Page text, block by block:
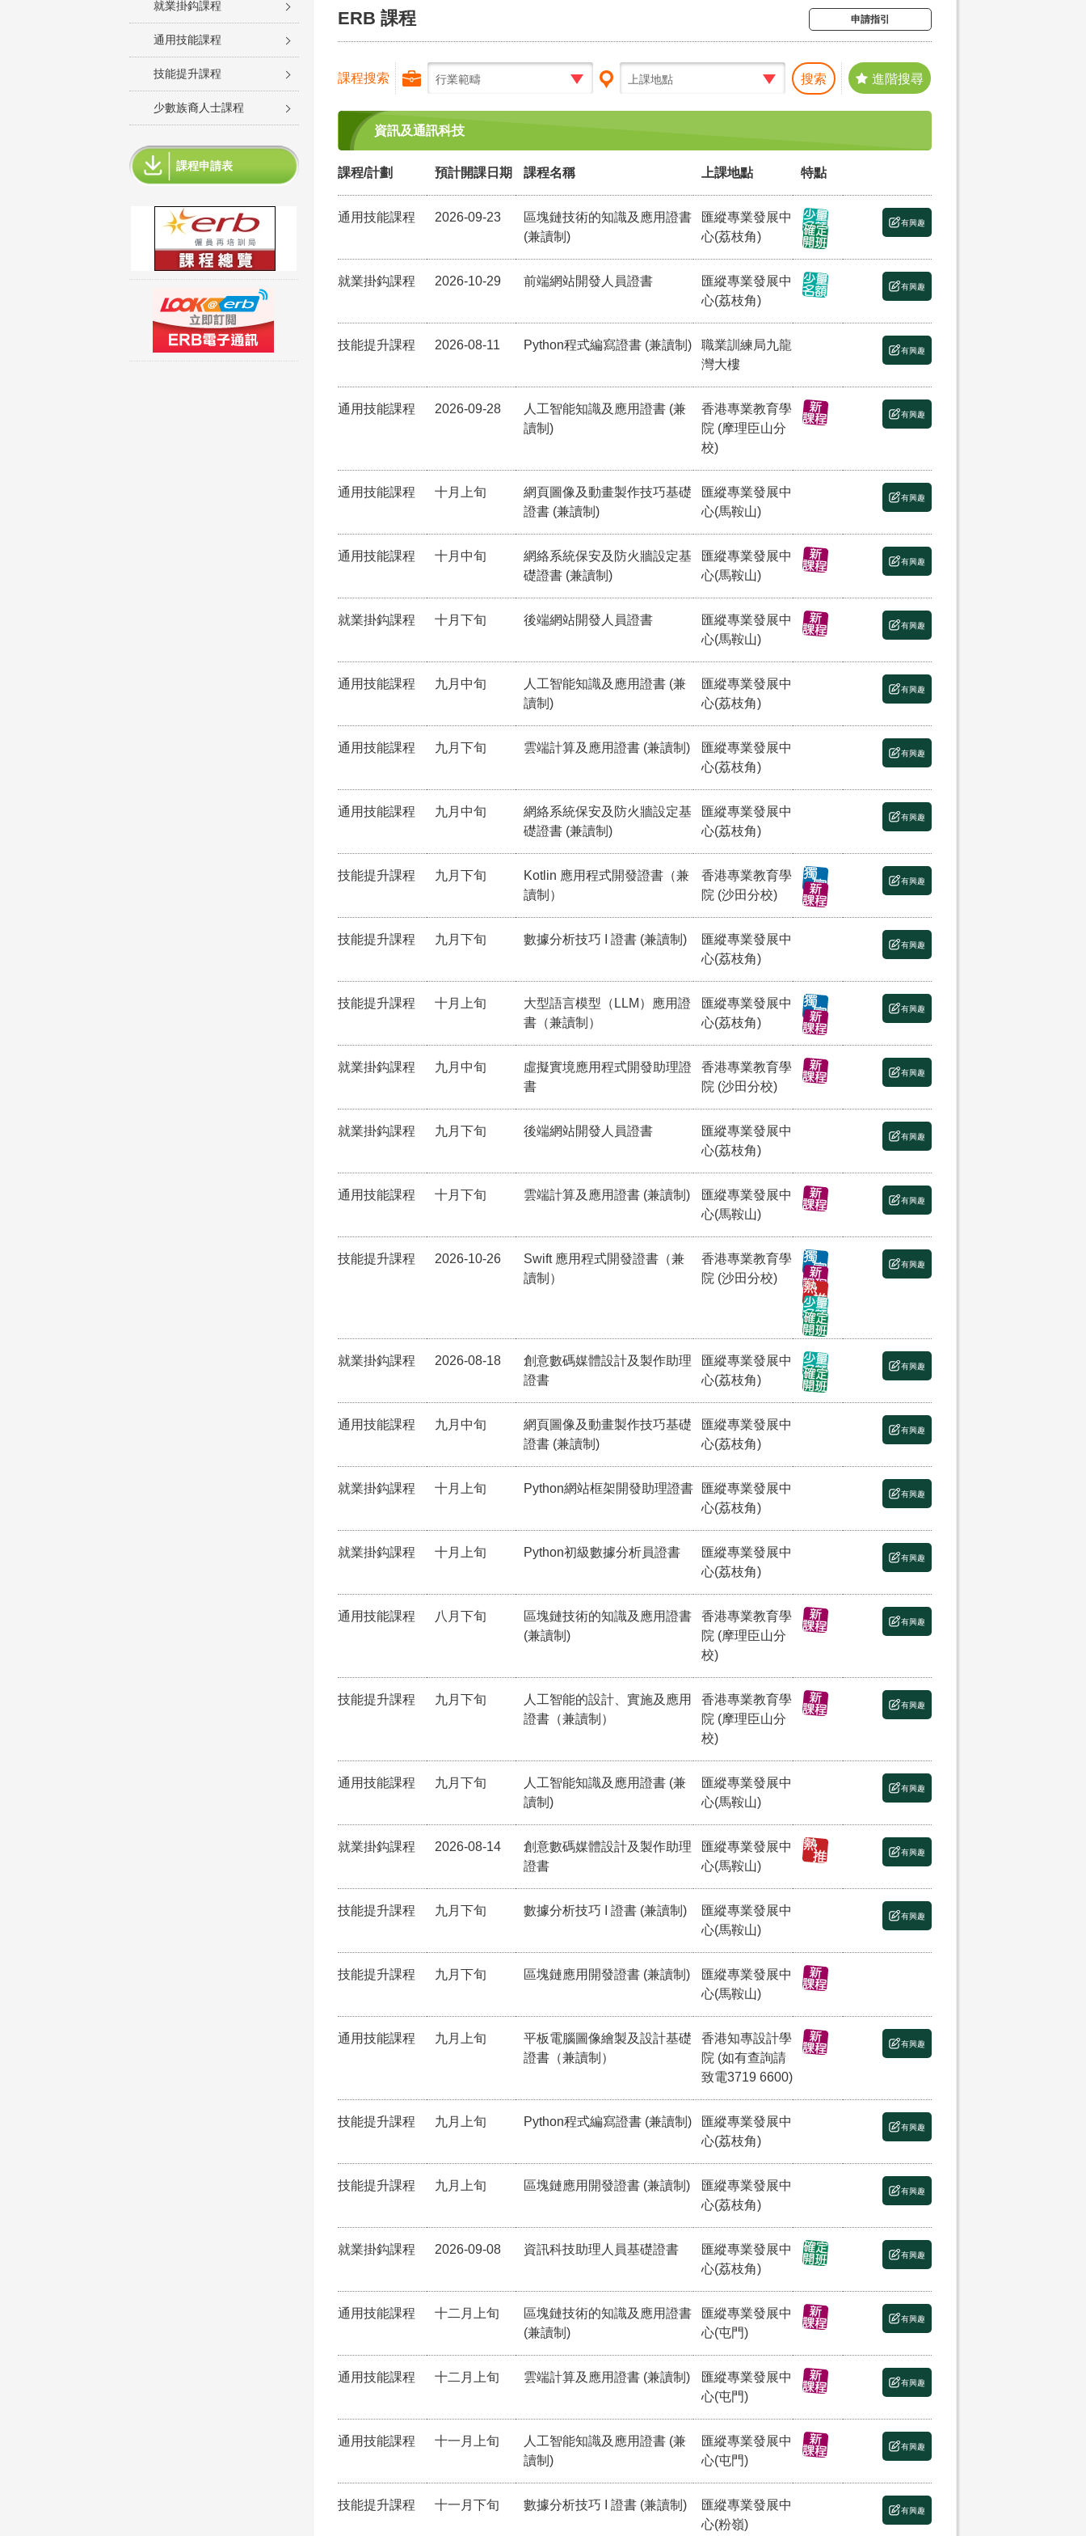
就業掛鈎課程
通用技能課程
技能提升課程
少數族裔人士課程
課程申請表
ERB 課程 申請指引
課程搜索 行業範疇 上課地點 搜索 進階搜尋
資訊及通訊科技
課程/計劃 預計開課日期 課程名稱 上課地點 特點
通用技能課程 2026-09-23
區塊鏈技術的知識及應用證書
(兼讀制)
匯縱專業發展中
心(荔枝角)
有興趣
就業掛鈎課程 2026-10-29 前端網站開發人員證書
匯縱專業發展中
心(荔枝角)
有興趣
技能提升課程 2026-08-11 Python程式編寫證書 (兼讀制)
職業訓練局九龍
灣大樓
有興趣
通用技能課程 2026-09-28
人工智能知識及應用證書 (兼
讀制)
香港專業教育學
院 (摩理臣山分
校)
有興趣
通用技能課程 十月上旬
網頁圖像及動畫製作技巧基礎
證書 (兼讀制)
匯縱專業發展中
心(馬鞍山)
有興趣
通用技能課程 十月中旬
網絡系統保安及防火牆設定基
礎證書 (兼讀制)
匯縱專業發展中
心(馬鞍山)
有興趣
就業掛鈎課程 十月下旬 後端網站開發人員證書
匯縱專業發展中
心(馬鞍山)
有興趣
通用技能課程 九月中旬
人工智能知識及應用證書 (兼
讀制)
匯縱專業發展中
心(荔枝角)
有興趣
通用技能課程 九月下旬 雲端計算及應用證書 (兼讀制)
匯縱專業發展中
心(荔枝角)
有興趣
通用技能課程 九月中旬
網絡系統保安及防火牆設定基
礎證書 (兼讀制)
匯縱專業發展中
心(荔枝角)
有興趣
技能提升課程 九月下旬
Kotlin 應用程式開發證書（兼
讀制）
香港專業教育學
院 (沙田分校)
有興趣
技能提升課程 九月下旬 數據分析技巧 I 證書 (兼讀制)
匯縱專業發展中
心(荔枝角)
有興趣
技能提升課程 十月上旬
大型語言模型（LLM）應用證
書（兼讀制）
匯縱專業發展中
心(荔枝角)
有興趣
就業掛鈎課程 九月中旬
虛擬實境應用程式開發助理證
書
香港專業教育學
院 (沙田分校)
有興趣
就業掛鈎課程 九月下旬 後端網站開發人員證書
匯縱專業發展中
心(荔枝角)
有興趣
通用技能課程 十月下旬 雲端計算及應用證書 (兼讀制)
匯縱專業發展中
心(馬鞍山)
有興趣
技能提升課程 2026-10-26
Swift 應用程式開發證書（兼
讀制）
香港專業教育學
院 (沙田分校)
有興趣
就業掛鈎課程 2026-08-18
創意數碼媒體設計及製作助理
證書
匯縱專業發展中
心(荔枝角)
有興趣
通用技能課程 九月中旬
網頁圖像及動畫製作技巧基礎
證書 (兼讀制)
匯縱專業發展中
心(荔枝角)
有興趣
就業掛鈎課程 十月上旬 Python網站框架開發助理證書
匯縱專業發展中
心(荔枝角)
有興趣
就業掛鈎課程 十月上旬 Python初級數據分析員證書
匯縱專業發展中
心(荔枝角)
有興趣
通用技能課程 八月下旬
區塊鏈技術的知識及應用證書
(兼讀制)
香港專業教育學
院 (摩理臣山分
校)
有興趣
技能提升課程 九月下旬
人工智能的設計、實施及應用
證書（兼讀制）
香港專業教育學
院 (摩理臣山分
校)
有興趣
通用技能課程 九月下旬
人工智能知識及應用證書 (兼
讀制)
匯縱專業發展中
心(馬鞍山)
有興趣
就業掛鈎課程 2026-08-14
創意數碼媒體設計及製作助理
證書
匯縱專業發展中
心(馬鞍山)
有興趣
技能提升課程 九月下旬 數據分析技巧 I 證書 (兼讀制)
匯縱專業發展中
心(馬鞍山)
有興趣
技能提升課程 九月下旬 區塊鏈應用開發證書 (兼讀制)
匯縱專業發展中
心(馬鞍山)
通用技能課程 九月上旬
平板電腦圖像繪製及設計基礎
證書（兼讀制）
香港知專設計學
院 (如有查詢請
致電3719 6600)
有興趣
技能提升課程 九月上旬 Python程式編寫證書 (兼讀制)
匯縱專業發展中
心(荔枝角)
有興趣
技能提升課程 九月上旬 區塊鏈應用開發證書 (兼讀制)
匯縱專業發展中
心(荔枝角)
有興趣
就業掛鈎課程 2026-09-08 資訊科技助理人員基礎證書
匯縱專業發展中
心(荔枝角)
有興趣
通用技能課程 十二月上旬
區塊鏈技術的知識及應用證書
(兼讀制)
匯縱專業發展中
心(屯門)
有興趣
通用技能課程 十二月上旬 雲端計算及應用證書 (兼讀制)
匯縱專業發展中
心(屯門)
有興趣
通用技能課程 十一月上旬
人工智能知識及應用證書 (兼
讀制)
匯縱專業發展中
心(屯門)
有興趣
技能提升課程 十一月下旬 數據分析技巧 I 證書 (兼讀制)
匯縱專業發展中
心(粉嶺)
有興趣